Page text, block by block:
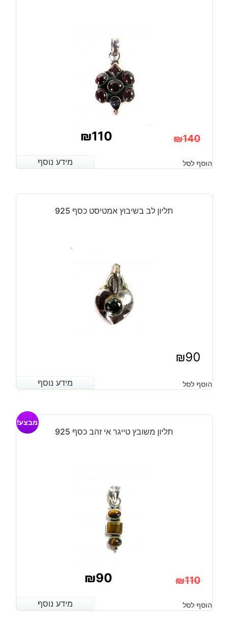
₪140
המקורי
היה:
₪140.
₪110
הנוכחי
הוא:
₪110.
מידע נוסף הוסף לסל מידע נוסף
תליון לב בשיבוץ אמטיסט כסף 925
₪90
מידע נוסף הוסף לסל מידע נוסף
תליון משובץ טייגר אי זהב כסף 925
מבצע!
₪110
המקורי
₪90
הנוכחי
מידע נוסף הוסף לסל מידע נוסף